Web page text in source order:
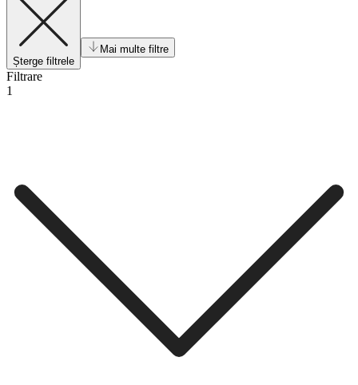
Șterge filtrele
Mai multe filtre
Filtrare
1